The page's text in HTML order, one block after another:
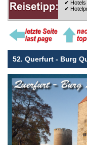
✔ Hotels
✔
52. Querfurt - Burg